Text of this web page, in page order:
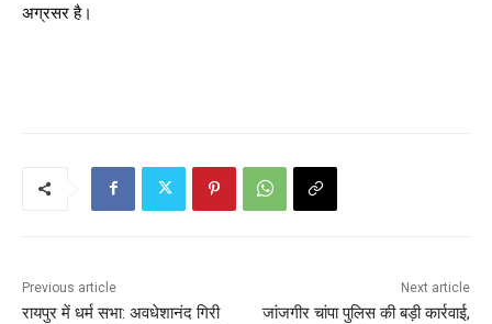
अग्रसर है।
Previous article
रायपुर में धर्म सभा: अवधेशानंद गिरी
Next article
जांजगीर चांपा पुलिस की बड़ी कार्रवाई,